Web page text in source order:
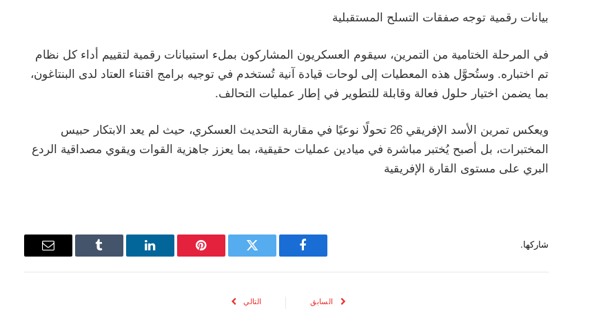
بيانات رقمية توجه صفقات التسلح المستقبلية
في المرحلة الختامية من التمرين، سيقوم العسكريون المشاركون بملء استبيانات رقمية لتقييم أداء كل نظام
تم اختباره. وستُحوَّل هذه المعطيات إلى لوحات قيادة آنية تُستخدم في توجيه برامج اقتناء العتاد لدى البنتاغون،
بما يضمن اختيار حلول فعالة وقابلة للتطوير في إطار عمليات التحالف.
ويعكس تمرين الأسد الإفريقي 26 تحولًا نوعيًا في مقاربة التحديث العسكري، حيث لم يعد الابتكار حبيس
المختبرات، بل أصبح يُختبر مباشرة في ميادين عمليات حقيقية، بما يعزز جاهزية القوات ويقوي مصداقية الردع
البري على مستوى القارة الإفريقية
شاركها.
فيسبوك تويتر بينتيريستلينكدإن Tumblr
البريد
السابق التالي